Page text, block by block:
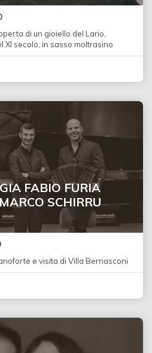
di un gioiello del Lario,
XI secolo, in sasso moltrasino
FABIO FURIA
SCHIRRU
e visita di Villa Bernasconi